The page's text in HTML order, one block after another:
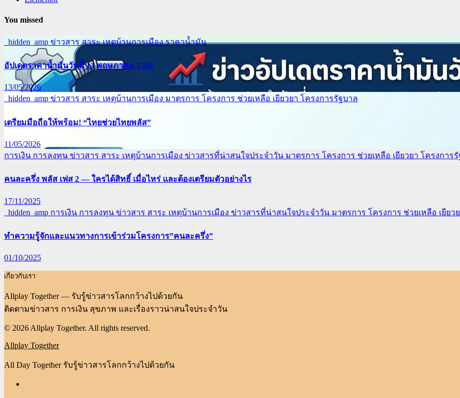
You missed
_hidden_amp ข่าวสาร สาระ เหตุบ้านการเมืองราคาน้ำมัน
อัปเดตราคาน้ำมันวันนี้ 13 พฤษภาคม 2569
13/05/2026
_hidden_amp ข่าวสาร สาระ เหตุบ้านการเมือง มาตรการ โครงการ ช่วยเหลือ เยียวยา โครงการรัฐบาล
เตรียมมือถือให้พร้อม! “ไทยช่วยไทยพลัส”
11/05/2026
การเงิน การลงทุน ข่าวสาร สาระ เหตุบ้านการเมือง ข่าวสารที่น่าสนใจประจำวัน มาตรการ โครงการ ช่วยเหลือ เยียวยา โครงการ
คนละครึ่ง พลัส เฟส 2 — ใครได้สิทธิ์ เมื่อไหร่ และต้องเตรียมตัวอย่างไร
17/11/2025
_hidden_amp การเงิน การลงทุน ข่าวสาร สาระ เหตุบ้านการเมือง ข่าวสารที่น่าสนใจประจำวัน มาตรการ โครงการ ช่วยเหลือ เยียว
ทำความรู้จักและแนวทางการเข้าร่วมโครงการ”คนละครึ่ง”
01/10/2025
เกี่ยวกับเรา
Allplay Together — รับรู้ข่าวสารโลกกว้างไปด้วยกัน
ติดตามข่าวสาร การเงิน สุขภาพ และเรื่องราวน่าสนใจประจำวัน
© 2026 Allplay Together. All rights reserved.
Allplay Together
All Day Together รับรู้ข่าวสารโลกกว้างไปด้วยกัน